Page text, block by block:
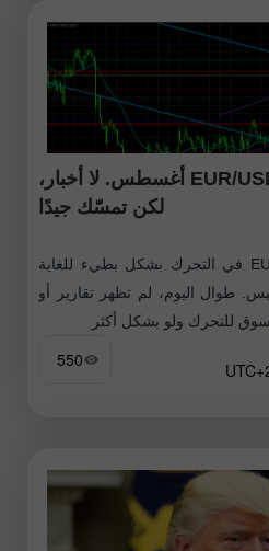
نظرة عامة على EUR/USD. 7 أغسطس. لا أخبار،
لكن تمسّك جيدًا
استمر زوج العملات EUR/USD في التحرك بشكل بطيء للغاية
طوال اليوم، لم تظهر تقارير أو
للتحرك ولو بشكل أكثر
550